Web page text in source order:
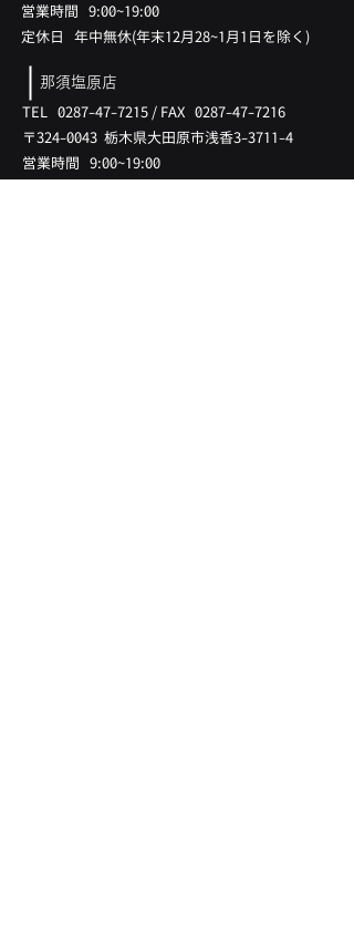
営業時間 9:00~19:00
​定休日 年中無休(年末12月28~1月1日を除く)
TEL 0287-47-7215 / FAX 0287-47-7216
〒324-0043 ​栃木県大田原市浅香3-3711-4
営業時間 9:00~19:00
那須塩原店